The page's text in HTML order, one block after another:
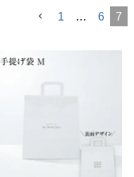
1
… 6 7